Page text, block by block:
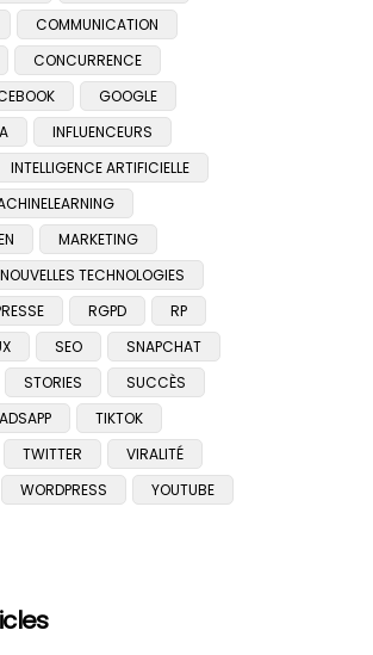
COMMUNICATION
CONCURRENCE
GOOGLE
INFLUENCEURS
INTELLIGENCE ARTIFICIELLE
MARKETING
NOUVELLES TECHNOLOGIES
RGPD
RP
SEO
SNAPCHAT
STORIES
SUCCÈS
TIKTOK
TWITTER
VIRALITÉ
WORDPRESS
YOUTUBE